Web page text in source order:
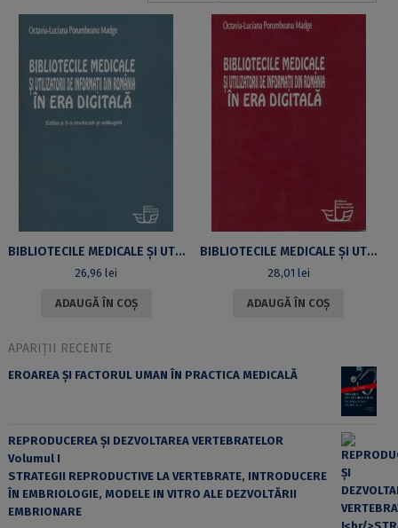
BIBLIOTECILE MEDICALE ȘI UTILIZATORII DE INFORMAȚII DIN ROMÂNIA ÎN ERA DIGITALĂ. EDIȚIA A II-A REVIZUITĂ ȘI ADĂUGITĂ
26,96lei
ADAUGĂ ÎN COȘ
BIBLIOTECILE MEDICALE ȘI UTILIZATORII DE INFORMAȚII DIN ROMÂNIA ÎN ERA DIGITALĂ
28,01 lei
ADAUGĂ ÎN COȘ
APARIȚII RECENTE
EROAREA ȘI FACTORUL UMAN ÎN PRACTICA MEDICALĂ
REPRODUCEREA ȘI DEZVOLTAREA VERTEBRATELOR
Volumul I
STRATEGII REPRODUCTIVE LA VERTEBRATE, INTRODUCERE
ÎN EMBRIOLOGIE, MODELE IN VITRO ALE DEZVOLTĂRII
EMBRIONARE